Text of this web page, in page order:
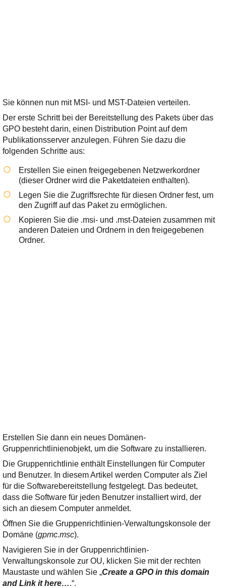
Sie können nun mit MSI- und MST-Dateien verteilen.
Der erste Schritt bei der Bereitstellung des Pakets über das
GPO besteht darin, einen Distribution Point auf dem
Publikationsserver anzulegen. Führen Sie dazu die
folgenden Schritte aus:
Erstellen Sie einen freigegebenen Netzwerkordner
(dieser Ordner wird die Paketdateien enthalten).
Legen Sie die Zugriffsrechte für diesen Ordner fest, um
den Zugriff auf das Paket zu ermöglichen.
Kopieren Sie die .msi- und .mst-Dateien zusammen mit
anderen Dateien und Ordnern in den freigegebenen
Ordner.
Erstellen Sie dann ein neues Domänen-
Gruppenrichtlinienobjekt, um die Software zu installieren.
Die Gruppenrichtlinie enthält Einstellungen für Computer
und Benutzer. In diesem Artikel werden Computer als Ziel
für die Softwarebereitstellung festgelegt. Das bedeutet,
dass die Software für jeden Benutzer installiert wird, der
sich an diesem Computer anmeldet.
Öffnen Sie die Gruppenrichtlinien-Verwaltungskonsole der
Domäne (gpmc.msc).
Navigieren Sie in der Gruppenrichtlinien-
Verwaltungskonsole zur OU, klicken Sie mit der rechten
Maustaste und wählen Sie „Create a GPO in this domain
and Link it here….“.